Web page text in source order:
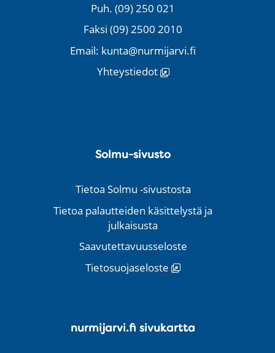
Puh. (09) 250 021
Faksi (09) 2500 2010
Email: kunta@nurmijarvi.fi
Yhteystiedot
Solmu-sivusto
Tietoa Solmu -sivustosta
Tietoa palautteiden käsittelystä ja
julkaisusta
Saavutettavuusseloste
Tietosuojaseloste
nurmijarvi.fi sivukartta